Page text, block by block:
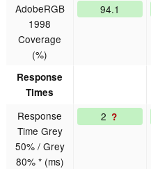
AdobeRGB
1998
Coverage
(%)
94.1
Response
Times
Response
Time Grey
50% / Grey
80% * (ms)
2 ?